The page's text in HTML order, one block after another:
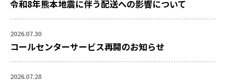
令和8年熊本地震に伴う配送への影響について
2026.07.30
コールセンターサービス再開のお知らせ
2026.07.28